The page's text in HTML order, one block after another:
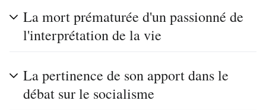
La mort prématurée d'un passionné de
l'interprétation de la vie
La pertinence de son apport dans le
débat sur le socialisme